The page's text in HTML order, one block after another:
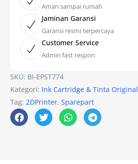
Aman sampai rumah
Jaminan Garansi
Garansi resmi terpercaya
Customer Service
Admin fast respon
SKU: BI-EPST774
Kategori: Ink Cartridge & Tinta Original
Tag:2DPrinter,Sparepart